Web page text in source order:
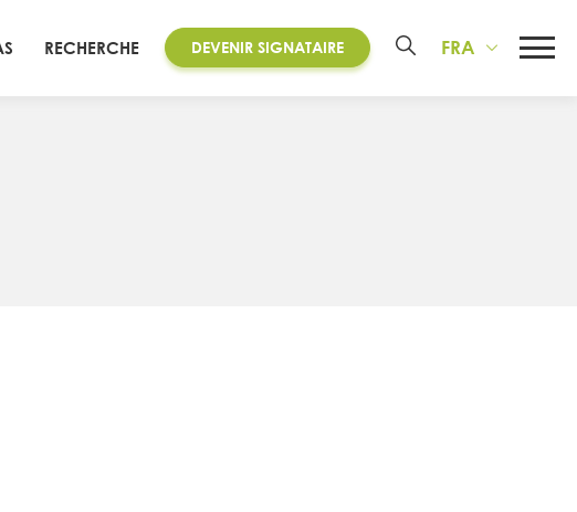
RECHERCHE DEVENIR SIGNATAIRE FRA